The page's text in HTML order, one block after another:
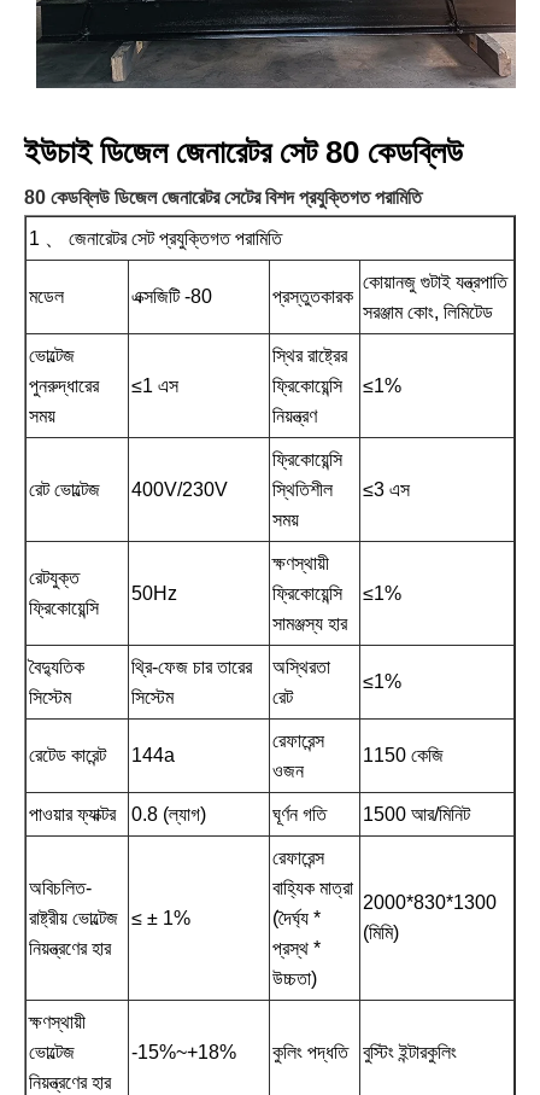
ইউচাই ডিজেল জেনারেটর সেট 80 কেডব্লিউ
80 কেডব্লিউ ডিজেল জেনারেটর সেটের বিশদ প্রযুক্তিগত পরামিতি
1 、 জেনারেটর সেট প্রযুক্তিগত পরামিতি
মডেল এক্সজিটি -80 প্রস্তুতকারক
কোয়ানজু গুটাই যন্ত্রপাতি
সরঞ্জাম কোং, লিমিটেড
ভোল্টেজ
পুনরুদ্ধারের
সময়
≤1 এস
স্থির রাষ্ট্রের
ফ্রিকোয়েন্সি
নিয়ন্ত্রণ
≤1%
রেট ভোল্টেজ 400V/230V
ফ্রিকোয়েন্সি
স্থিতিশীল
সময়
≤3 এস
রেটযুক্ত
ফ্রিকোয়েন্সি
50Hz
ক্ষণস্থায়ী
ফ্রিকোয়েন্সি
সামঞ্জস্য হার
≤1%
বৈদ্যুতিক
সিস্টেম
থ্রি-ফেজ চার তারের
সিস্টেম
অস্থিরতা
রেট
≤1%
রেটেড কারেন্ট 144a
রেফারেন্স
ওজন
1150 কেজি
পাওয়ার ফ্যাক্টর 0.8 (ল্যাগ) ঘূর্ণন গতি 1500 আর/মিনিট
অবিচলিত-
রাষ্ট্রীয় ভোল্টেজ
নিয়ন্ত্রণের হার
≤ ± 1%
রেফারেন্স
বাহ্যিক মাত্রা
(দৈর্ঘ্য *
প্রস্থ *
উচ্চতা)
2000*830*1300
(মিমি)
ক্ষণস্থায়ী
ভোল্টেজ
নিয়ন্ত্রণের হার
-15%~+18% কুলিং পদ্ধতি বুস্টিং ইন্টারকুলিং